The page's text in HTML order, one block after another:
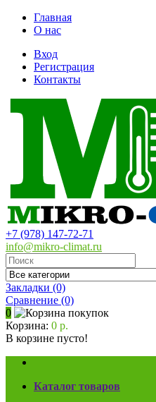
Главная
О нас
Вход
Регистрация
Контакты
+7 (978) 147-72-71
info@mikro-climat.ru
Закладки (0)
Сравнение (0)
0
Корзина: 0 р.
В корзине пусто!
Каталог товаров